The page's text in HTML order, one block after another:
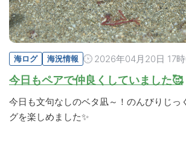
海ログ 海況情報 2026年04月20日 17
今日もペアで仲良くしていました🥰
今日も文句なしのベタ凪～！のんびりじっ
グを楽しめました✨